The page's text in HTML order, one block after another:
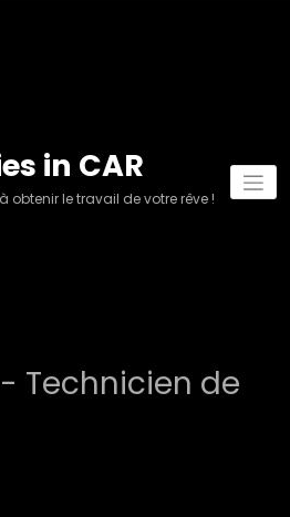
in CAR
le travail de votre rêve !
- Technicien de